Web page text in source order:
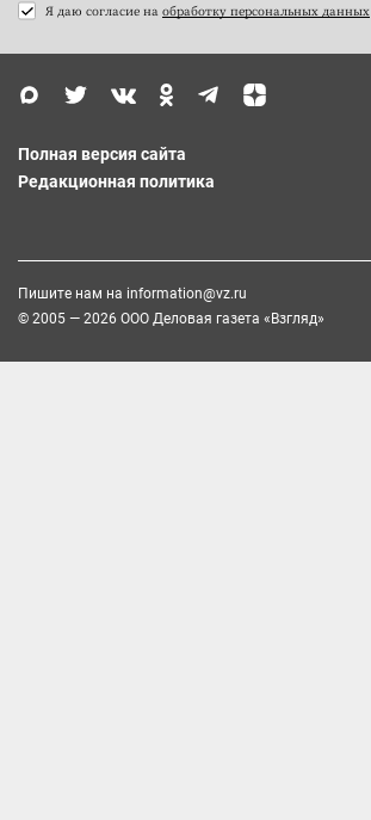
Я даю согласие на обработку персональных данных
Полная версия сайта
Редакционная политика
Пишите нам на information@vz.ru
© 2005 — 2026 ООО Деловая газета «Взгляд»